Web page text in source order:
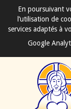
En poursuivant
l’utilisation de
services adaptés à
Google